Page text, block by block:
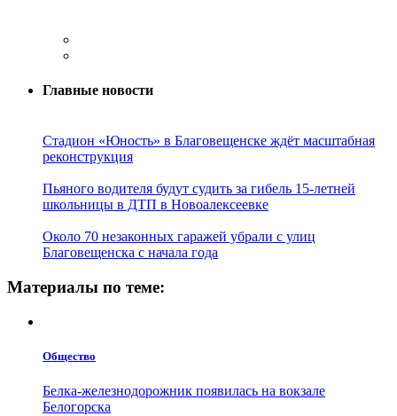
Главные новости
Стадион «Юность» в Благовещенске ждёт масштабная
реконструкция
Пьяного водителя будут судить за гибель 15-летней
школьницы в ДТП в Новоалексеевке
Около 70 незаконных гаражей убрали с улиц
Благовещенска с начала года
Материалы по теме:
Общество
Белка-железнодорожник появилась на вокзале
Белогорска